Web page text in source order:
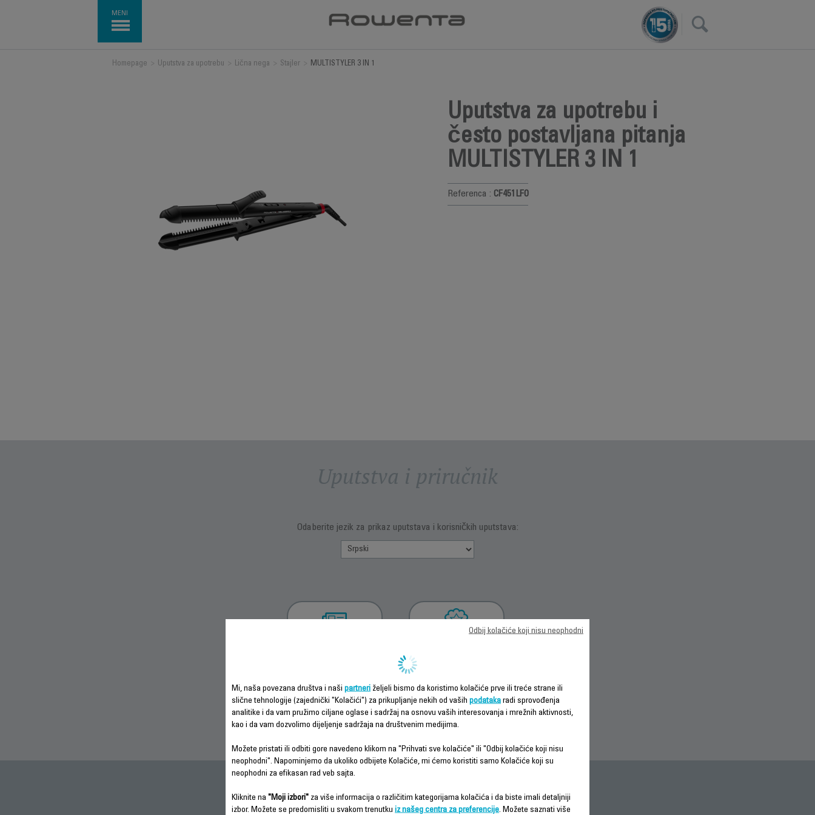
MENI
×
Homepage Uputstva za upotrebu Lična nega Stajler MULTISTYLER 3 IN 1
Uputstva za upotrebu i
često postavljana pitanja
MULTISTYLER 3 IN 1
Referenca : CF451LF0
Uputstva i priručnik
Odaberite jezik za prikaz uputstava i korisničkih uputstava:
Česta pitanja
Mi, naša povezana društva i naši partneri željeli bismo da koristimo kolačiće prve ili treće strane ili
slične tehnologije (zajednički "Kolačići") za prikupljanje nekih od vaših podataka radi sprovođenja
analitike i da vam pružimo ciljane oglase i sadržaj na osnovu vaših interesovanja i mrežnih aktivnosti,
kao i da vam dozvolimo dijeljenje sadržaja na društvenim medijima.
Možete pristati ili odbiti gore navedeno klikom na "Prihvati sve kolačiće" ili "Odbij kolačiće koji nisu
neophodni". Napominjemo da ukoliko odbijete Kolačiće, mi ćemo koristiti samo Kolačiće koji su
neophodni za efikasan rad veb sajta.
Kliknite na "Moji izbori" za više informacija o različitim kategorijama kolačića i da biste imali detaljniji
izbor. Možete se predomisliti u svakom trenutku iz našeg centra za preferencije. Možete saznati više
Odbij kolačiće koji nisu neophodni